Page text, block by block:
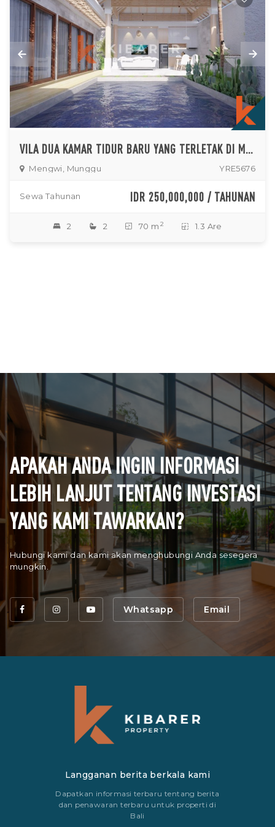
VILA DUA KAMAR TIDUR BARU YANG TERLETAK DI MUNGGU (AKAN SIAP AKHIR NOVEMBER 2023 DAN SEWA MINIMUM 5 TAHUN)
Mengwi, Munggu YRE5676
Sewa Tahunan IDR 250,000,000 / TAHUNAN
2 2 70 m 2 1.3 Are
APAKAH ANDA INGIN INFORMASI
LEBIH LANJUT TENTANG INVESTASI
YANG KAMI TAWARKAN?
Hubungi kami dan kami akan menghubungi Anda sesegera
mungkin.
Whatsapp Email
Langganan berita berkala kami
Dapatkan informasi terbaru tentang berita
dan penawaran terbaru untuk properti di
Bali